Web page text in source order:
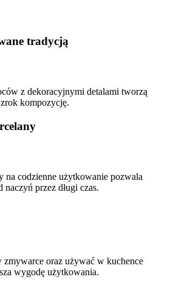
tradycją
z dekoracyjnymi detalami tworzą
kompozycję.
na codzienne użytkowanie pozwala
przez długi czas.
oraz używać w kuchence
wygodę użytkowania.